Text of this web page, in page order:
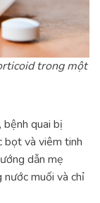
trong một
quai bị
bọt và viêm tinh
dẫn mẹ
nước muối và chỉ